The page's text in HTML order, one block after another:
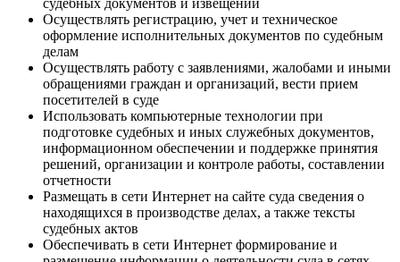
Осуществлять регистрацию, учет и техническое
оформление исполнительных документов по судебным
делам
Осуществлять работу с заявлениями, жалобами и иными
обращениями граждан и организаций, вести прием
посетителей в суде
Использовать компьютерные технологии при
подготовке судебных и иных служебных документов,
информационном обеспечении и поддержке принятия
решений, организации и контроле работы, составлении
отчетности
Размещать в сети Интернет на сайте суда сведения о
находящихся в производстве делах, а также тексты
судебных актов
Обеспечивать в сети Интернет формирование и